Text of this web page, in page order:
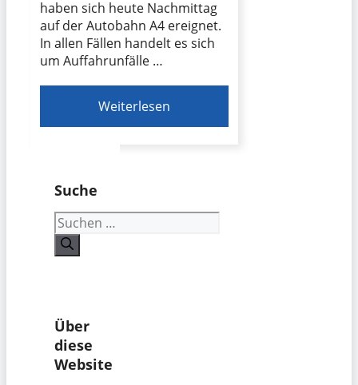
haben sich heute Nachmittag
auf der Autobahn A4 ereignet.
In allen Fällen handelt es sich
um Auffahrunfälle …
Weiterlesen
Suche
Suchen
nach:
Über
diese
Website